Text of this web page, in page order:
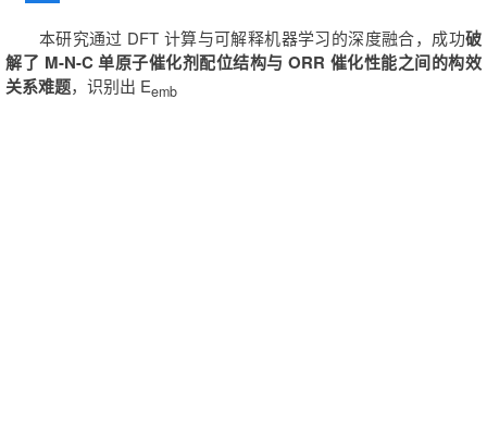
本研究通过 DFT 计算与可解释机器学习的深度融合，成功破
解了 M-N-C 单原子催化剂配位结构与 ORR 催化性能之间的构效
关系难题，识别出 Eemb